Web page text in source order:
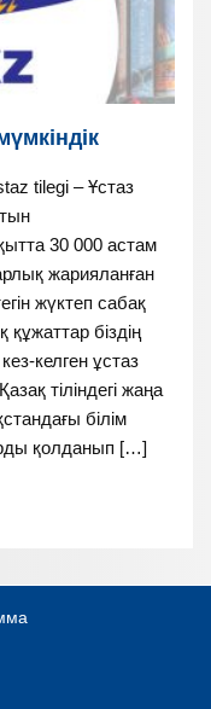
tilegi – Ұстаз
30 000 астам
жарияланған
жүктеп сабақ
біздің
келген ұстаз
тіліндегі жаңа
білім
қолданып […]